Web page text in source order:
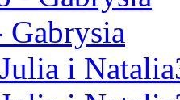
Gabrysia
i